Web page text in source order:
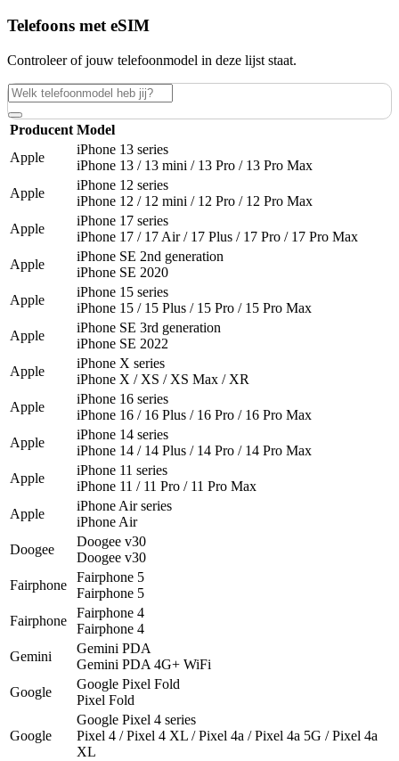
Telefoons met eSIM
Controleer of jouw telefoonmodel in deze lijst staat.
Producent Model
Apple
iPhone 13 series
iPhone 13 / 13 mini / 13 Pro / 13 Pro Max
Apple
iPhone 12 series
iPhone 12 / 12 mini / 12 Pro / 12 Pro Max
Apple
iPhone 17 series
iPhone 17 / 17 Air / 17 Plus / 17 Pro / 17 Pro Max
Apple
iPhone SE 2nd generation
iPhone SE 2020
Apple
iPhone 15 series
iPhone 15 / 15 Plus / 15 Pro / 15 Pro Max
Apple
iPhone SE 3rd generation
iPhone SE 2022
Apple
iPhone X series
iPhone X / XS / XS Max / XR
Apple
iPhone 16 series
iPhone 16 / 16 Plus / 16 Pro / 16 Pro Max
Apple
iPhone 14 series
iPhone 14 / 14 Plus / 14 Pro / 14 Pro Max
Apple
iPhone 11 series
iPhone 11 / 11 Pro / 11 Pro Max
Apple
iPhone Air series
iPhone Air
Doogee
Doogee v30
Doogee v30
Fairphone
Fairphone 5
Fairphone 5
Fairphone
Fairphone 4
Fairphone 4
Gemini
Gemini PDA
Gemini PDA 4G+ WiFi
Google
Google Pixel Fold
Pixel Fold
Google
Google Pixel 4 series
Pixel 4 / Pixel 4 XL / Pixel 4a / Pixel 4a 5G / Pixel 4a
XL